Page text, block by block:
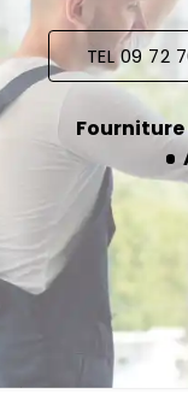
TEL 09 72
Fourniture